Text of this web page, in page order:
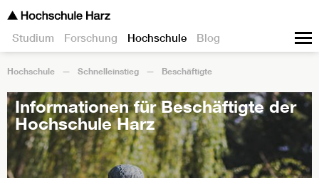
Studium Forschung Hochschule Blog
Hochschule Schnelleinstieg Beschäftigte
Informationen für Beschäftigte der
Hochschule Harz